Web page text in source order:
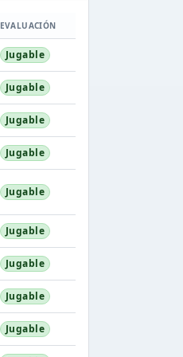
EVALUACIÓN
Jugable
Jugable
Jugable
Jugable
Jugable
Jugable
Jugable
Jugable
Jugable